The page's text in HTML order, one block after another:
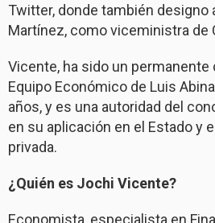
Twitter, donde también designo
Martínez, como viceministra de
Vicente, ha sido un permanente
Equipo Económico de Luis
años, y es una autoridad del
en su aplicación en el Estado y
privada.
¿Quién es Jochi Vicente?
Economista, especialista en